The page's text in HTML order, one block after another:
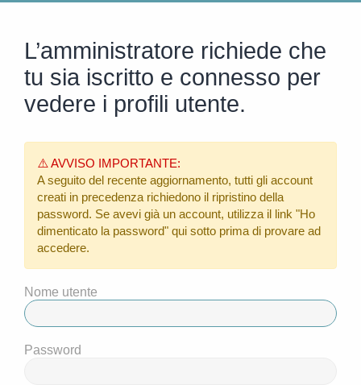
L’amministratore richiede che
tu sia iscritto e connesso per
vedere i profili utente.
⚠️ AVVISO IMPORTANTE:
A seguito del recente aggiornamento, tutti gli account
creati in precedenza richiedono il ripristino della
password. Se avevi già un account, utilizza il link "Ho
dimenticato la password" qui sotto prima di provare ad
accedere.
Nome utente
Password